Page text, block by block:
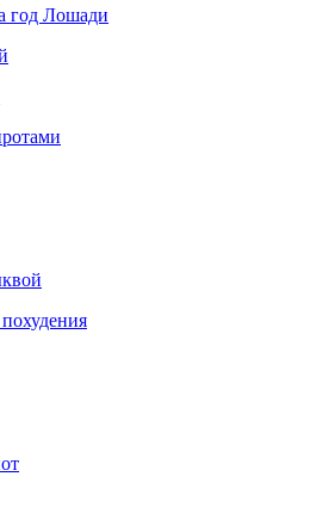
год Лошади